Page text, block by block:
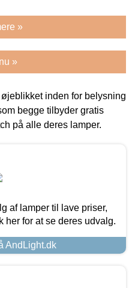
»
»
inden for belysning
begge tilbyder gratis
på alle deres lamper.
af lamper til lave priser,
her for at se deres udvalg.
AndLight.dk